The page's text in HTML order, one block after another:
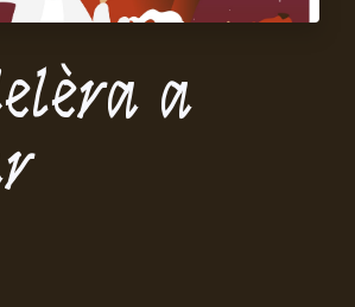
a